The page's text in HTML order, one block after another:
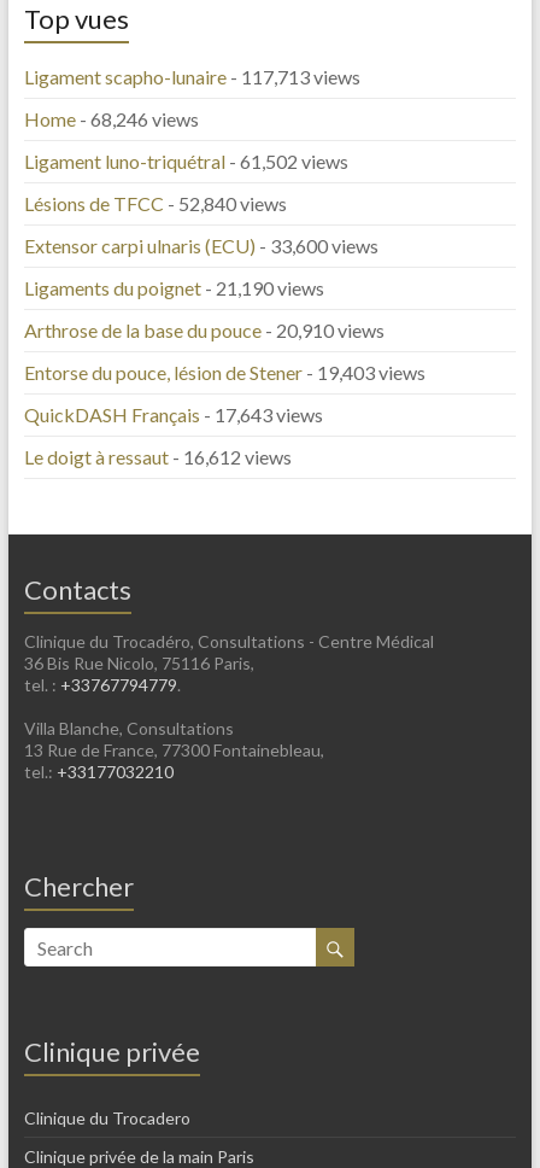
Top vues
Ligament scapho-lunaire- 117,713 views
Home- 68,246 views
Ligament luno-triquétral- 61,502 views
Lésions de TFCC - 52,840 views
Extensor carpi ulnaris (ECU) - 33,600 views
Ligaments du poignet- 21,190 views
Arthrose de la base du pouce- 20,910 views
Entorse du pouce, lésion de Stener- 19,403 views
QuickDASH Français - 17,643 views
Le doigt à ressaut- 16,612 views
Contacts
Clinique du Trocadéro, Consultations - Centre Médical
36 Bis Rue Nicolo, 75116 Paris,
tel. : +33767794779.
Villa Blanche, Consultations
13 Rue de France, 77300 Fontainebleau,
tel.: +33177032210
Chercher
Clinique privée
Clinique du Trocadero
Clinique privée de la main Paris